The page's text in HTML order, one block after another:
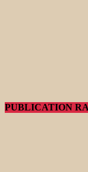
PUBLICATION